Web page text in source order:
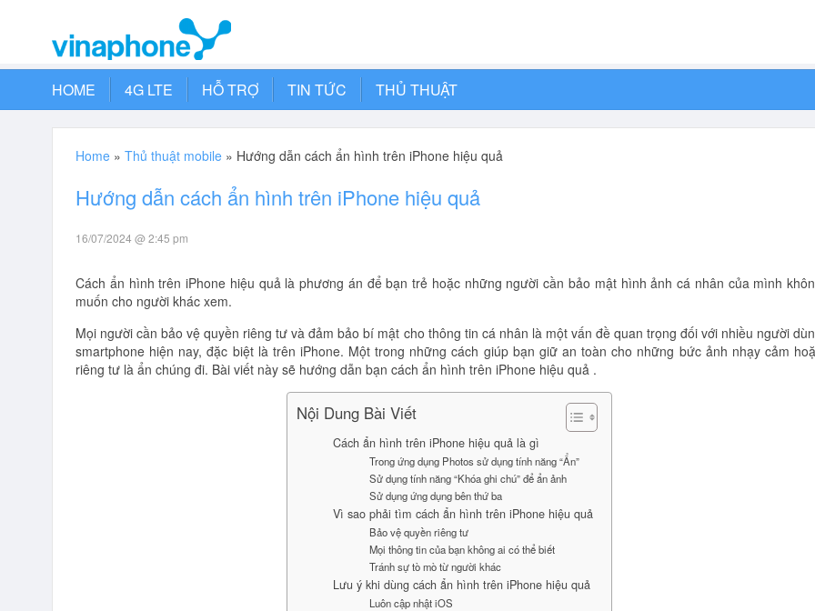
HOME 4G LTE HỖ TRỢ TIN TỨC THỦ THUẬT
Home » Thủ thuật mobile » Hướng dẫn cách ẩn hình trên iPhone hiệu quả
Hướng dẫn cách ẩn hình trên iPhone hiệu quả
16/07/2024 @ 2:45 pm
Cách ẩn hình trên iPhone hiệu quả là phương án để bạn trẻ hoặc những người cần bảo mật hình ảnh cá nhân của mình
muốn cho người khác xem.
Mọi người cần bảo vệ quyền riêng tư và đảm bảo bí mật cho thông tin cá nhân là một vấn đề quan trọng đối với nhiều người
smartphone hiện nay, đặc biệt là trên iPhone. Một trong những cách giúp bạn giữ an toàn cho những bức ảnh nhạy cảm
riêng tư là ẩn chúng đi. Bài viết này sẽ hướng dẫn bạn cách ẩn hình trên iPhone hiệu quả .
Nội Dung Bài Viết
Cách ẩn hình trên iPhone hiệu quả là gì
Trong ứng dụng Photos sử dụng tính năng “Ẩn”
Sử dụng tính năng “Khóa ghi chú” để ẩn ảnh
Sử dụng ứng dụng bên thứ ba
Vì sao phải tìm cách ẩn hình trên iPhone hiệu quả
Bảo vệ quyền riêng tư
Mọi thông tin của bạn không ai có thể biết
Tránh sự tò mò từ người khác
Lưu ý khi dùng cách ẩn hình trên iPhone hiệu quả
Luôn cập nhật iOS